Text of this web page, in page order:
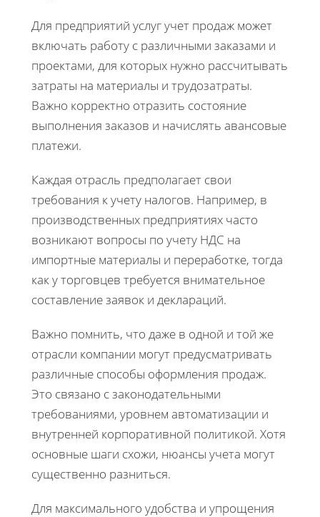
Для предприятий услуг учет продаж может
включать работу с различными заказами и
проектами, для которых нужно рассчитывать
затраты на материалы и трудозатраты.
Важно корректно отразить состояние
выполнения заказов и начислять авансовые
платежи.
Каждая отрасль предполагает свои
требования к учету налогов. Например, в
производственных предприятиях часто
возникают вопросы по учету НДС на
импортные материалы и переработке, тогда
как у торговцев требуется внимательное
составление заявок и деклараций.
Важно помнить, что даже в одной и той же
отрасли компании могут предусматривать
различные способы оформления продаж.
Это связано с законодательными
требованиями, уровнем автоматизации и
внутренней корпоративной политикой. Хотя
основные шаги схожи, нюансы учета могут
существенно разниться.
Для максимального удобства и упрощения